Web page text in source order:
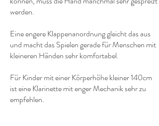
werden.
Eine engere Klappenanordnung gleicht das aus
und macht das Spielen gerade für Menschen mit
kleineren Händen sehr komfortabel.
Für Kinder mit einer Körperhöhe kleiner 140cm
ist eine Klarinette mit enger Mechanik sehr zu
empfehlen.